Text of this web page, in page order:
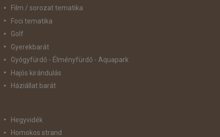
Film / sorozat tematika
Foci tematika
Golf
Gyerekbarát
Gyógyfürdő - Élményfürdő - Aquapark
Hajós kirándulás
Háziállat barát
Hegyvidék
Homokos strand